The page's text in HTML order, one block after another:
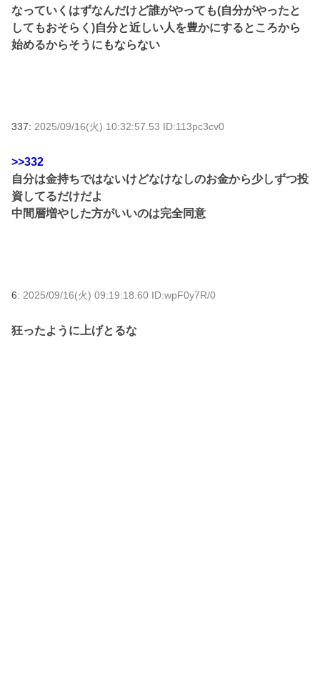
なっていくはずなんだけど誰がやっても(自分がやったと
してもおそらく)自分と近しい人を豊かにするところから
始めるからそうにもならない
337: 2025/09/16(火) 10:32:57.53 ID:113pc3cv0
>>332
自分は金持ちではないけどなけなしのお金から少しずつ投
資してるだけだよ
中間層増やした方がいいのは完全同意
6: 2025/09/16(火) 09:19:18.60 ID:wpF0y7R/0
狂ったように上げとるな